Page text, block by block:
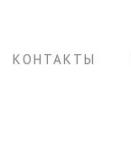
КОНТАКТЫ